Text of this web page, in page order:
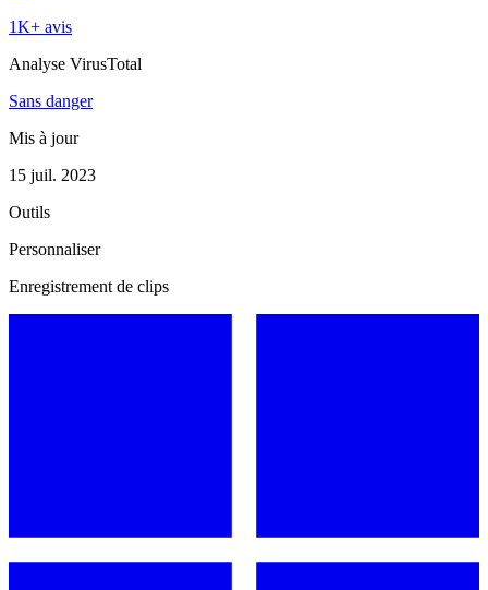
1K+ avis
Analyse VirusTotal
Sans danger
Mis à jour
15 juil. 2023
Outils
Personnaliser
Enregistrement de clips